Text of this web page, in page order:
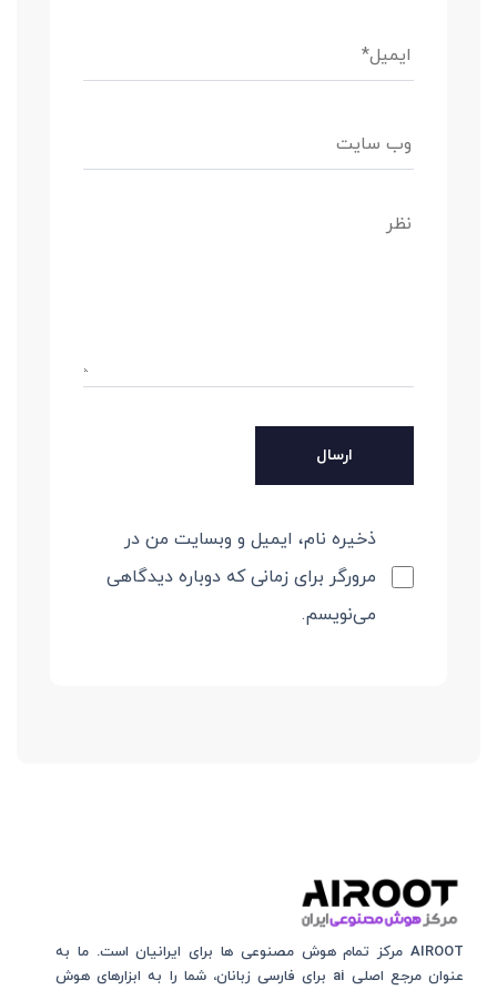
ذخیره نام، ایمیل و وبسایت من در
مرورگر برای زمانی که دوباره دیدگاهی
می‌نویسم.
AIROOT مرکز تمام هوش مصنوعی‌‌‌ ها برای ایرانیان است. ما به
عنوان مرجع اصلی ai برای فارسی زبانان، شما را به ابزارهای هوش